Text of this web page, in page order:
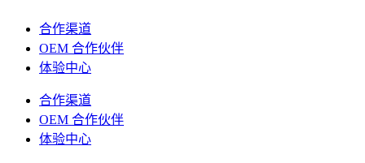
合作渠道
OEM 合作伙伴
体验中心
合作渠道
OEM 合作伙伴
体验中心